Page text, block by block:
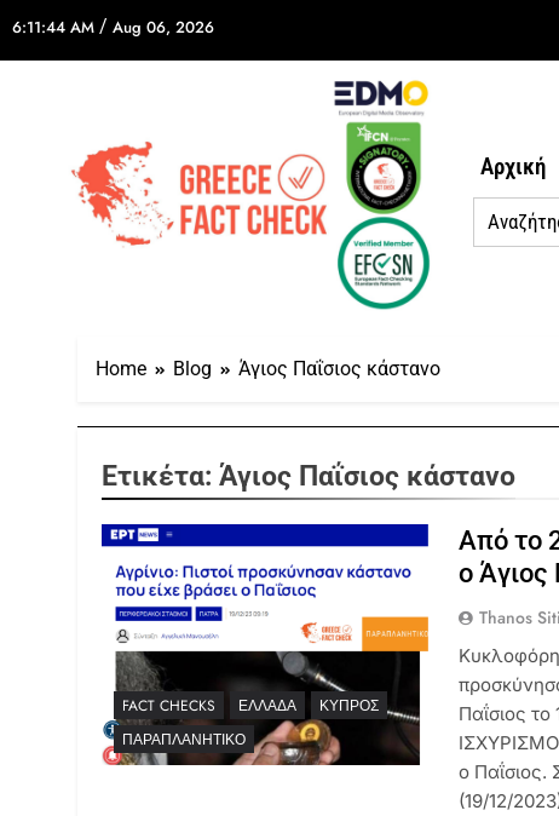
6:11:44 AM / Aug 06, 2026
Αρχική
Home Blog Άγιος Παΐσιος κάστανο
Ετικέτα: Άγιος Παΐσιος κάστανο
FACT CHECKS ΕΛΛΆΔΑ
ΚΎΠΡΟΣ
ΠΑΡΑΠΛΑΝΗΤΙΚΌ
Από το
ο Άγιος
Thanos
Παΐσιος
ο
(19/12/